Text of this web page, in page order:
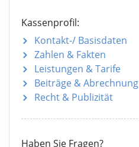
Kassenprofil:
Kontakt-/ Basisdaten
Zahlen & Fakten
Leistungen & Tarife
Beiträge & Abrechnung
Recht & Publizität
Haben Sie Fragen?